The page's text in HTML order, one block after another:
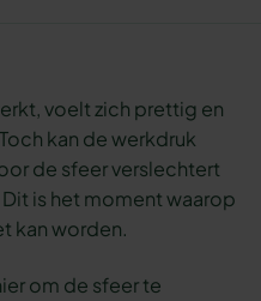
voelt zich prettig en
kan de werkdruk
de sfeer verslechtert
is het moment waarop
kan worden.
om de sfeer te